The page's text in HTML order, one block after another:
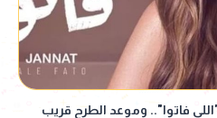
فاتوا".. وموعد الطرح قريب